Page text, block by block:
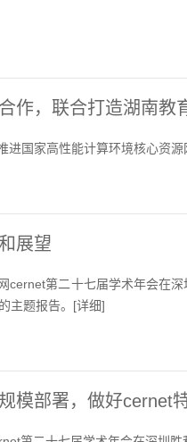
作，联合打造湖南教
进国家高性能计算环境核心资
展望
cernet第二十七届学术年会在
主题报告。[详细]
模部署，做好cernet